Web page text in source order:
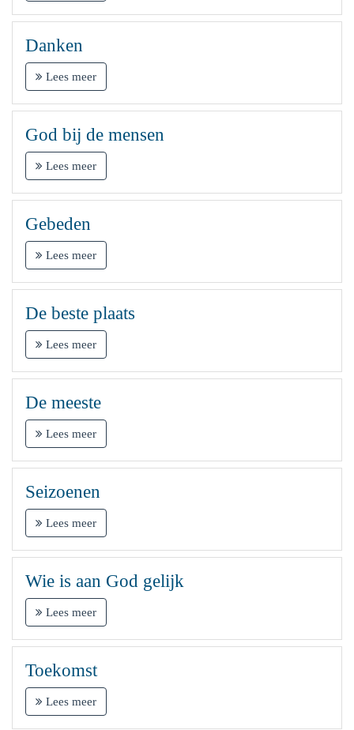
Danken
Lees meer
God bij de mensen
Lees meer
Gebeden
Lees meer
De beste plaats
Lees meer
De meeste
Lees meer
Seizoenen
Lees meer
Wie is aan God gelijk
Lees meer
Toekomst
Lees meer